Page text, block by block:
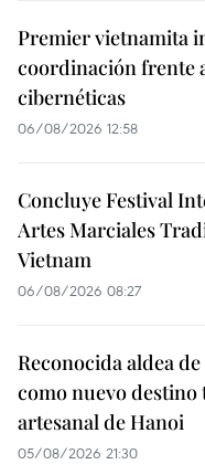
Premier vietnamita
coordinación frente
cibernéticas
06/08/2026 12:58
Concluye Festival
Artes Marciales
Vietnam
06/08/2026 08:27
Reconocida aldea
como nuevo
artesanal de Hanoi
05/08/2026 21:30